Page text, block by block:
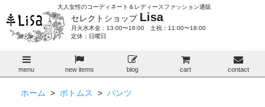
大人女性のコーディネート＆レディースファッション通販
セレクトショップ Lisa
月火水木金：13:00〜18:00 土祝：11:00〜18:00
定休：日曜日
menu new items blog cart contact
ホーム > ボトムス > パンツ